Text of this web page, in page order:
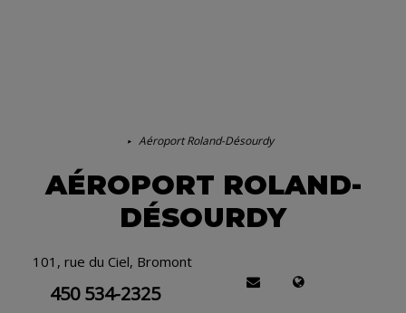
Aéroport Roland-Désourdy
AÉROPORT ROLAND-
DÉSOURDY
101, rue du Ciel, Bromont
450 534-2325